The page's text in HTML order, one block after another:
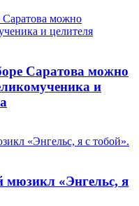
Саратова можно
и
мюзикл «Энгельс, я